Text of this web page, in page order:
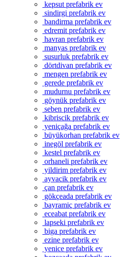
kepsut prefabrik ev
sindirgi prefabrik ev
bandirma prefabrik ev
edremit prefabrik ev
havran prefabrik ev
manyas prefabrik ev
susurluk prefabrik ev
dörtdivan prefabrik ev
mengen prefabrik ev
gerede prefabrik ev
mudurnu prefabrik ev
göynük prefabrik ev
seben prefabrik ev
kibriscik prefabrik ev
yeniçağa prefabrik ev
büyükorhan prefabrik ev
inegöl prefabrik ev
kestel prefabrik ev
orhaneli prefabrik ev
yildirim prefabrik ev
ayvacik prefabrik ev
çan prefabrik ev
gökçeada prefabrik ev
bayramiç prefabrik ev
eceabat prefabrik ev
lapseki prefabrik ev
biga prefabrik ev
ezine prefabrik ev
yenice prefabrik ev